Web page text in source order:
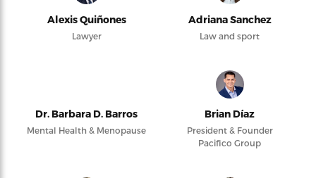
Alexis Quiñones
Lawyer
Adriana Sanchez
Law and sport
Dr. Barbara D. Barros
Mental Health & Menopause
Brian Díaz
President & Founder
Pacifico Group